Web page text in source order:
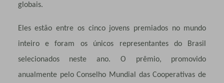
globais.
Eles estão entre os cinco jovens premiados no mundo
inteiro e foram os únicos representantes do Brasil
selecionados neste ano. O prêmio, promovido
anualmente pelo Conselho Mundial das Cooperativas de